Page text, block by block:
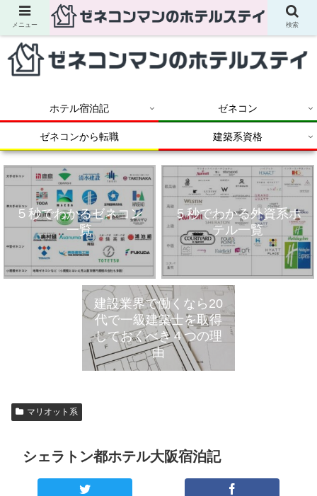
ホテル宿泊記 ゼネコン
ゼネコンから転職 建築系資格
５秒でわかるゼネコン
一覧
５秒でわかる外資系ホ
テル一覧
建設業界で働くなら20
代で一級建築士を取得
しておくべき４つの理
由
マリオット系
シェラトン都ホテル大阪宿泊記
メニュー 検索